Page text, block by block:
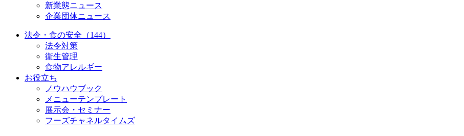
新業態ニュース
企業団体ニュース
法令・食の安全（144）
法令対策
衛生管理
食物アレルギー
お役立ち
ノウハウブック
メニューテンプレート
展示会・セミナー
フーズチャネルタイムズ